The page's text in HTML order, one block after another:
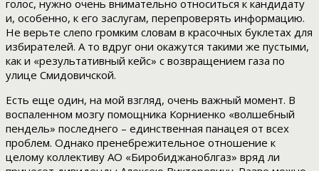
голос, нужно очень внимательно относиться к кандидату
и, особенно, к его заслугам, перепроверять информацию.
Не верьте слепо громким словам в красочных буклетах для
избирателей. А то вдруг они окажутся такими же пустыми,
как и «результативный кейс» с возвращением газа по
улице Смидовичской.
Есть еще один, на мой взгляд, очень важный момент. В
воспаленном мозгу помощника Корниенко «волшебный
пендель» последнего – единственная панацея от всех
проблем. Однако пренебрежительное отношение к
целому коллективу АО «Биробиджаноблгаз» вряд ли